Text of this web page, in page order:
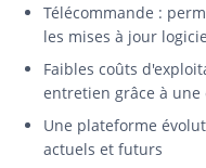
Télécommande :
les mises à jour
Faibles coûts
entretien grâce à
Une plateforme
actuels et futurs